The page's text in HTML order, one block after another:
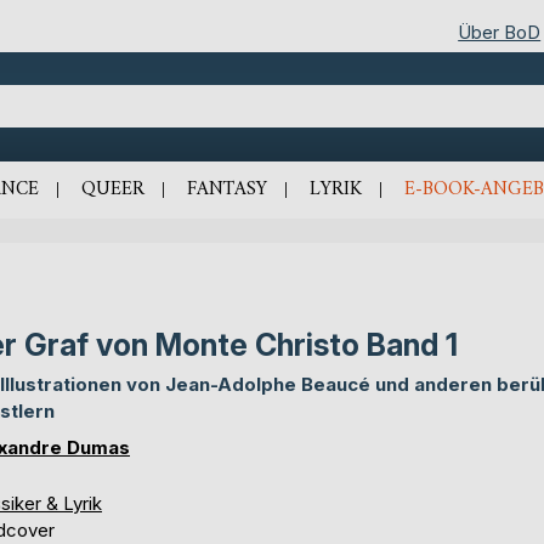
Über BoD
QUEER FANTASY LYRIK E-BOOK-
Graf von Monte Christo Band 1
von Jean-Adolphe Beaucé und anderen
Dumas
& Lyrik